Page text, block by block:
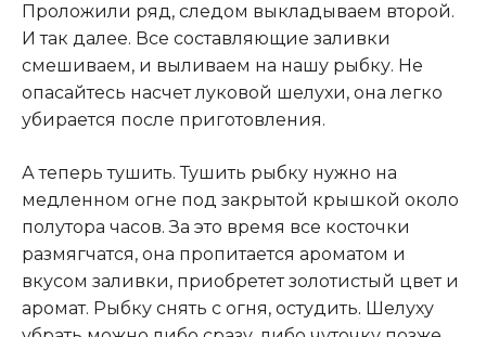
Проложили ряд, следом выкладываем второй.
И так далее. Все составляющие заливки
смешиваем, и выливаем на нашу рыбку. Не
опасайтесь насчет луковой шелухи, она легко
убирается после приготовления.
А теперь тушить. Тушить рыбку нужно на
медленном огне под закрытой крышкой около
полутора часов. За это время все косточки
размягчатся, она пропитается ароматом и
вкусом заливки, приобретет золотистый цвет и
аромат. Рыбку снять с огня, остудить. Шелуху